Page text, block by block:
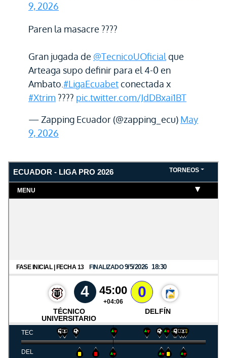
9, 2026
Paren la masacre ????
Gran jugada de @TecnicoUOficial que
Arteaga supo definir para el 4-0 en
Ambato. #LigaEcuabetconectada x
#Xtrim ???? pic.twitter.com/JdDBxai1BT
— Zapping Ecuador (@zapping_ecu) May
9, 2026